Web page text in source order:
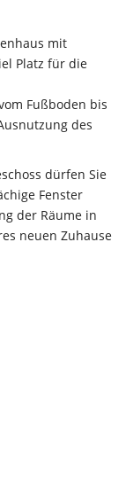
mit
Platz für die
Fußboden bis
des
dürfen Sie
Fenster
der Räume in
neuen Zuhause